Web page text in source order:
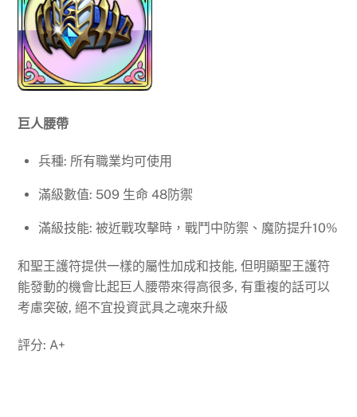
巨人腰帶
兵種: 所有職業均可使用
滿級數值: 509 生命 48防禦
滿級技能: 被近戰攻擊時，戰鬥中防禦、魔防提升10%
和聖王護符提供一樣的屬性加成和技能, 但明顯聖王護符
能發動的機會比起巨人腰帶來得高很多, 有重複的話可以
考慮突破, 絕不宜投資武具之魂來升級
評分: A+